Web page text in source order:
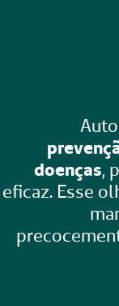
doenças,
eficaz. Esse